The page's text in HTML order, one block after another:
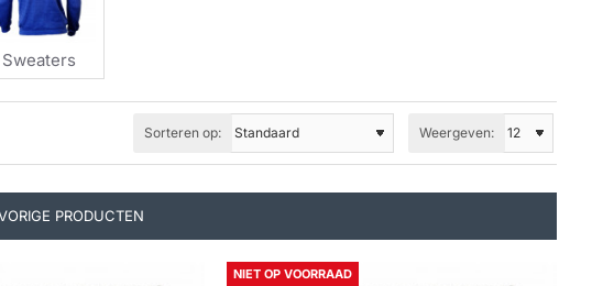
Sweaters
Sorteren op: Weergeven:
PRODUCTEN
NIET OP VOORRAAD